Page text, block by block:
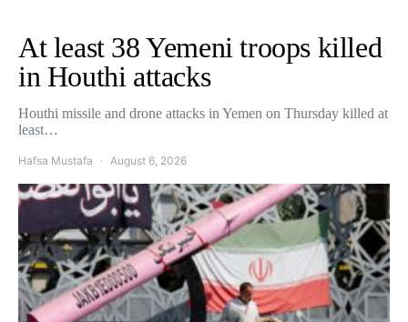
At least 38 Yemeni troops killed
in Houthi attacks
Houthi missile and drone attacks in Yemen on Thursday killed at
least…
Hafsa Mustafa August 6, 2026